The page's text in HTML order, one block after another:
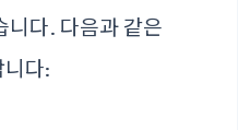
니다. 다음과 같은
다: